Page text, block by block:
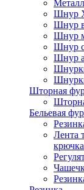
Шнур
Шнур
Шнур
Шнур
Шнур
Шторная
Бельевая
Лента